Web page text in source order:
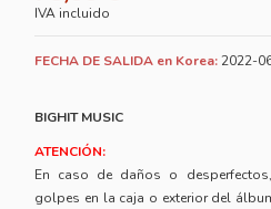
IVA incluido
FECHA DE SALIDA en Korea:2022-
BIGHIT MUSIC
ATENCIÓN:
En caso de daños o
golpes en la caja o exterior del